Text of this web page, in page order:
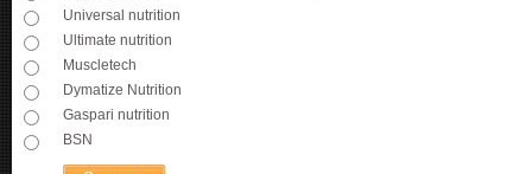
Universal nutrition
Ultimate nutrition
Muscletech
Dymatize Nutrition
Gaspari nutrition
BSN